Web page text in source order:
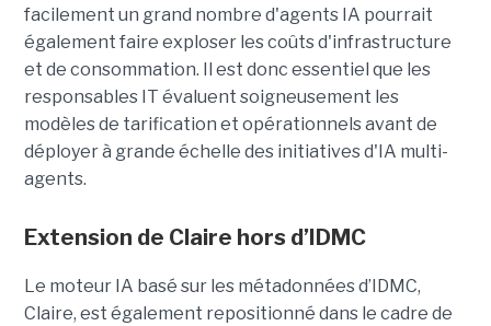
facilement un grand nombre d'agents IA pourrait
également faire exploser les coûts d'infrastructure
et de consommation. Il est donc essentiel que les
responsables IT évaluent soigneusement les
modèles de tarification et opérationnels avant de
déployer à grande échelle des initiatives d'IA multi-
agents.
Extension de Claire hors d’IDMC
Le moteur IA basé sur les métadonnées d’IDMC,
Claire, est également repositionné dans le cadre de